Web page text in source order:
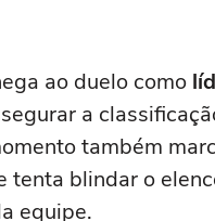
ao duelo como
a
também
tenta blindar o
equipe.